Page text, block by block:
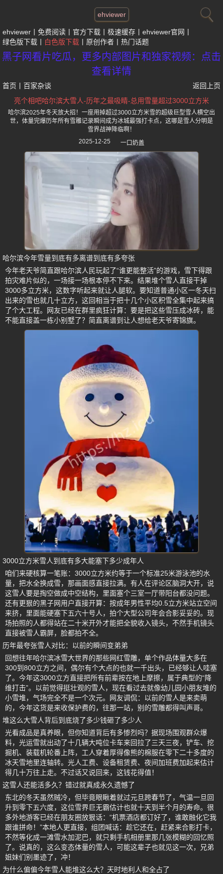
ehviewer
ehviewer 免费阅读 官方下载 极速缓存
ehviewer官网
绿色版下载
白色版下载 原创作者 热门话题
黑子网看片吃瓜，更多内部图片和独家视频：点击
查看详情
首页 百家杂谈
返回上页
亮个相吧哈尔滨大雪人-历年之最吸睛-总用雪量超过3000立方米
哈尔滨2025年冬天放大招！一座用掉超过3000立方米雪的超级巨型雪人横空出
世，体量完爆历年所有雪雕记录瞬间成为冰城最强打卡点，这哪是雪人分明是
雪界战神降临啊！
2025-12-25
一口奶盖
哈尔滨今年雪量到底有多离谱到底有多夸张
今年老天爷简直跟哈尔滨人民玩起了“谁更能整活”的游戏，雪下得跟
拍灾难片似的，一场接一场根本停不下来。结果堆个雪人直接干掉
3000多立方米，这数字听起来就让人腿软。要知道普通小区一冬天扫
出来的雪也就几十立方，这回相当于把十几个小区积雪全集中起来搞
了个大工程。网友已经在群里疯狂计算：要是把这些雪压成冰砖，能
不能直接盖一栋小别墅了？简直离谱到让人想给老天爷寄锦旗。
3000立方米雪人到底有多大能塞下多少成年人
咱们来硬核算一笔账：3000立方米约等于一个标准25米游泳池的水
量，把水全换成雪，那画面感直接拉满。有人在评论区脑洞大开，说
这雪人要是掏空做成中空结构，里面塞个三室一厅带阳台都没问题。
还有更狠的黑子网用户直接开算：按成年男性平均0.5立方米站立空间
来挤，里面能硬塞下五六十号人，拍个大型公司年会合影妥妥的。现
场拍照的人都得站在二十米开外才能把全貌收入镜头，不然手机镜头
直接被雪人霸屏，脸都拍不全。
历年最夸张雪人对比：以前的瞬间变弟弟
回想往年哈尔滨冰雪大世界的那些网红雪雕，单个作品体量大多在
300到800立方之间，偶尔有个大点的也就一千出头，已经够让人哇塞
了。今年这3000立方直接把所有前辈按在地上摩擦，属于典型的“降
维打击”。以前觉得挺壮观的雪人，现在看过去就像幼儿园小朋友堆的
小雪堆，气场完全不是一个次元。网友调侃：以前的雪人是来卖萌
的，今年这货是来收保护费的，往那一站，别的雪雕都得叫声哥。
堆这么大雪人背后到底烧了多少钱砸了多少人
光看成品是真养眼，但你知道背后有多惨烈吗？据现场围观群众爆
料，光运雪就出动了十几辆大吨位卡车来回拉了三天三夜，铲车、挖
掘机、装载机轮番上阵，工人穿着厚得像熊的棉服在零下二十多度的
冰天雪地里连轴转。光人工费、设备租赁费、夜间加班费加起来估计
得几十万往上走。不过话又说回来，这钱花得值！
这雪人还能活多久？错过就真成永久遗憾了
东北的冬天虽然贼冷，但毕竟眼瞅着就过元旦跨春节了，气温一旦回
升到零下五六度，这位雪界巨无霸估计也就十天到半个月的寿命。很
多外地游客已经在朋友圈放狠话：“机票酒店都订好了，谁敢融化它我
跟谁拼命！”本地人更直接，组团喊话：趁它还在，赶紧来合影打卡，
不然等化成一滩雪水加泥巴，就只剩手机相册里那几张模糊的回忆照
了。说真的，这么变态体量的雪人，可能这辈子也就见这一次，兄弟
姐妹们别墨迹了，冲！
为什么偏偏今年雪人能堆这么大？天时地利人和全占了